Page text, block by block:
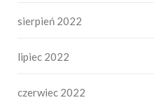
sierpień 2022
lipiec 2022
czerwiec 2022